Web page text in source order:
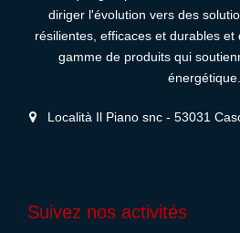
diriger l'évolution vers des
résilientes, efficaces et durables
gamme de produits qui
énergétique.
Località Il Piano snc - 53031
Suivez nos activités